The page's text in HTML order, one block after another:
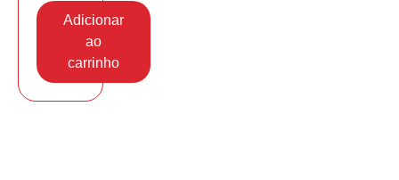
Adicionar
ao
carrinho